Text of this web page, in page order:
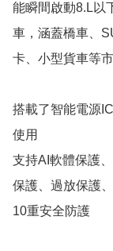
能瞬間啟動8.L以
車，涵蓋橋車、
卡、小型貨車等
搭載了智能電源
使用
支持AI軟體保護
保護、過放保護
10重安全防護